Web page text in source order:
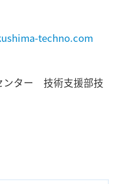
techno.com
ンター 技術支援部技